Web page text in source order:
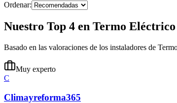
Ordenar:
Nuestro Top 4 en Termo Eléctrico
Basado en las valoraciones de los instaladores de
Muy experto
C
Climayreforma365